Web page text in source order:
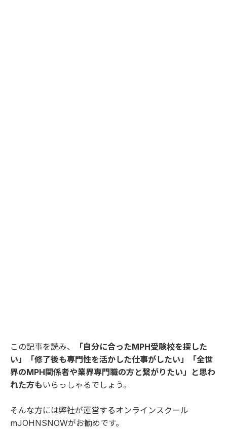
この記事を読み、
「自分に合ったMPH受験校を探した
い」「修了後も専門性を活かした仕事がしたい」「全世
界のMPH関係者や業界専門職の方と繋がりたい」と思わ
れた方も いらっしゃるでしょう。
そんな方には弊社が運営するオンラインスクール
mJOHNSNOWがお勧めです。